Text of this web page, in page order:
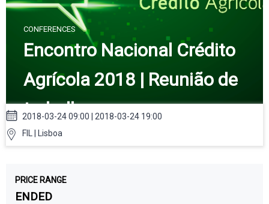
CONFERENCES
Encontro Nacional Crédito
Agrícola 2018 | Reunião de
trabalho
2018-03-24 09:00 | 2018-03-24 19:00
FIL | Lisboa
PRICE RANGE
ENDED